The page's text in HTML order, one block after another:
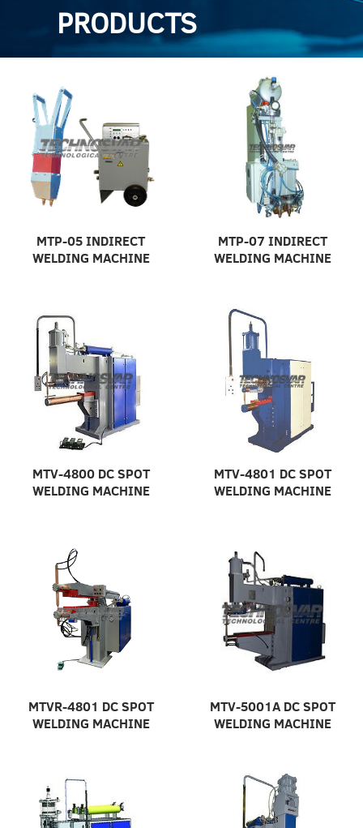
PRODUCTS
MTP-05 INDIRECT
WELDING MACHINE
MTP-07 INDIRECT
WELDING MACHINE
MTV-4800 DC SPOT
WELDING MACHINE
MTV-4801 DC SPOT
WELDING MACHINE
MTVR-4801 DC SPOT
WELDING MACHINE
MTV-5001A DC SPOT
WELDING MACHINE